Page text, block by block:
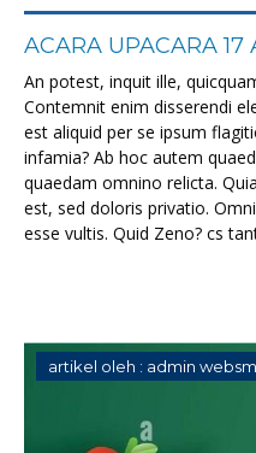
ACARA UPACARA 17
An potest, inquit ille,
Contemnit enim disserendi
est aliquid per se ipsum
infamia? Ab hoc autem
quaedam omnino relicta.
est, sed doloris privatio.
esse vultis. Quid Zeno? cs
artikel oleh : admin